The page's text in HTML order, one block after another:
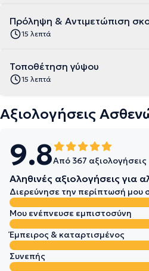
Πρόληψη & Αντιμετώπιση
15 λεπτά
Τοποθέτηση γύψου
15 λεπτά
Αξιολογήσεις
9.8Από 367 αξιολογήσεις
Αληθινές αξιολογήσεις για
Διερεύνησε την περίπτωσή μου
Μου ενέπνευσε εμπιστοσύνη
Έμπειρος & καταρτισμένος
Συνεπής